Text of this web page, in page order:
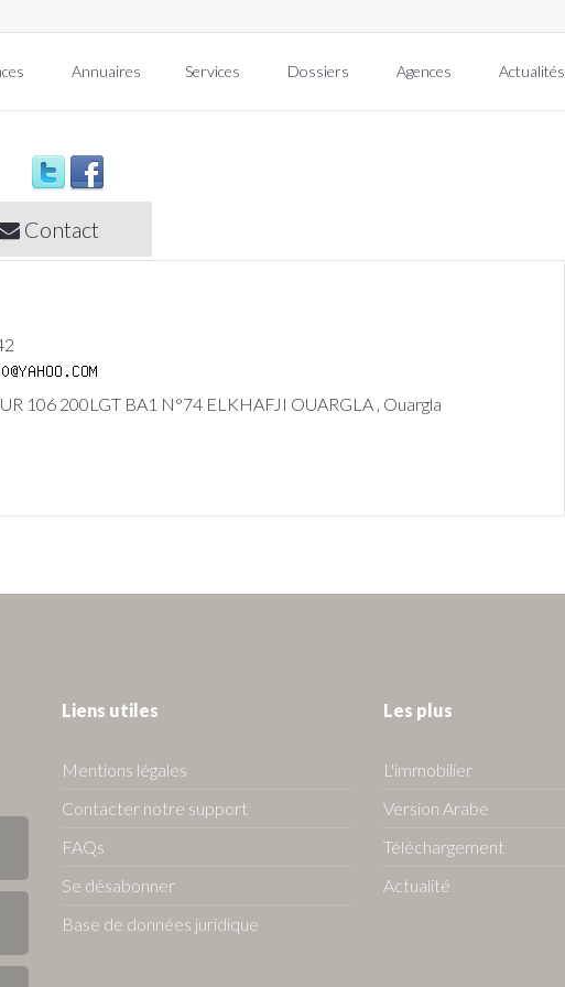
Annuaires Services Dossiers Agences Actualités
Contact
106 200LGT BA1 N°74 ELKHAFJI OUARGLA , Ouargla
Liens utiles
Mentions légales
Contacter notre support
FAQs
Se désabonner
Base de données juridique
Les plus
L'immobilier
Version Arabe
Téléchargement
Actualité